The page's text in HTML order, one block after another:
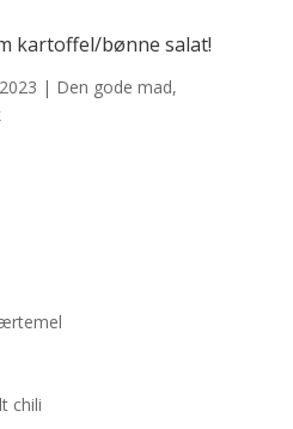
kartoffel/bønne salat!
| Den gode mad,
chili